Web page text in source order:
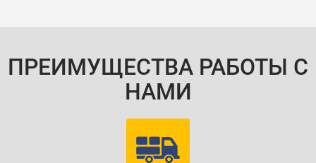
ПРЕИМУЩЕСТВА РАБОТЫ С
НАМИ